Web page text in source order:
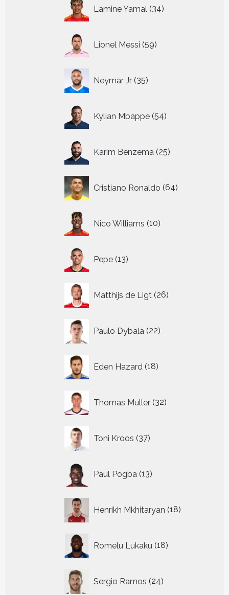
Lamine Yamal 34
producten
Lionel Messi 59
producten
Neymar Jr 35
producten
Kylian Mbappe 54
producten
Karim Benzema 25
producten
Cristiano Ronaldo 64
producten
Nico Williams 10
producten
Pepe 13
producten
Matthijs de Ligt 26
producten
Paulo Dybala 22
producten
Eden Hazard 18
producten
Thomas Muller 32
producten
Toni Kroos 37
producten
Paul Pogba 13
producten
Henrikh Mkhitaryan 18
producten
Romelu Lukaku 18
producten
Sergio Ramos 24
producten